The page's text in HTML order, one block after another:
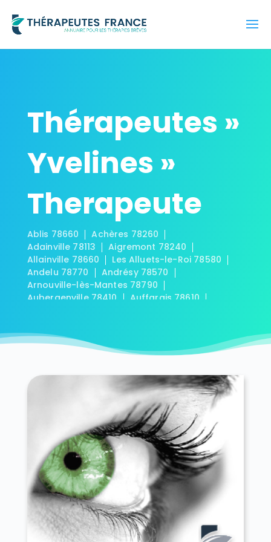
Thérapeutes »
Yvelines »
Therapeute
Ablis 78660
Achères 78260
Adainville 78113
Aigremont 78240
Allainville 78660
Les Alluets-le-Roi 78580
Andelu 78770
Andrésy 78570
Arnouville-lès-Mantes 78790
Aubergenville 78410
Auffargis 78610
Autouillet 78770
Bazainville 78550
Bazemont 78580
Béhoust 78910
Bennecourt 78270
Beynes 78650
Blaru 78270
Boinville-en-Mantois 78930
Boinville-le-Gaillard 78660
Boinvilliers 78200
Bois-d'Arcy 78390
Boissets 78910
La Boissière-École 78125
Boissy-Mauvoisin 78200
Boissy-sans-Avoir 78490
Bonnelles 78830
Bonnières-sur-Seine 78270
Bouafle 78410
Bougival 78380
Bourdonné 78113
Breuil-Bois-Robert 78930
Bréval 78980
Les Bréviaires 78610
Brueil-en-Vexin 78440
Buc 78530
Buchelay 78200
Bullion 78830
Carrières-sous-Poissy 78955